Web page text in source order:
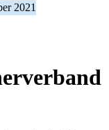
2021